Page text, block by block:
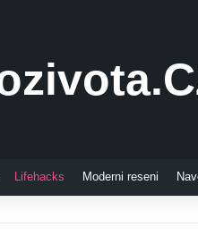
Lifehacks Moderni reseni